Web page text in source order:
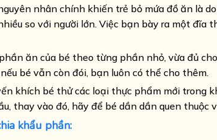
nhân chính khiến trẻ bỏ mứa đồ ăn là
so với người lớn. Việc bạn bày ra một
ăn của bé theo từng phần nhỏ, vừa đủ
bé vẫn còn đói, bạn luôn có thể cho thêm.
khích bé thử các loại thực phẩm mới trong
thay vào đó, hãy để bé dần dần quen thuộc
khẩu phần: